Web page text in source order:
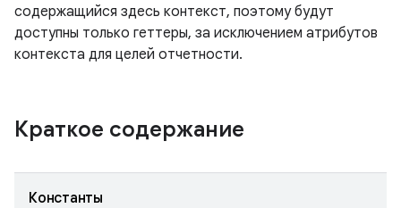
содержащийся здесь контекст, поэтому будут
доступны только геттеры, за исключением атрибутов
контекста для целей отчетности.
Краткое содержание
Константы